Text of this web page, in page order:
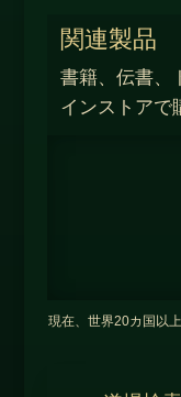
現在、世界20カ国以
関連製品
書籍、伝書、
インストアで